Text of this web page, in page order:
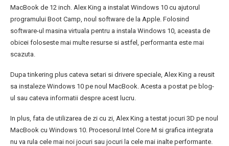
MacBook de 12 inch. Alex King a instalat Windows 10 cu ajutorul
programului Boot Camp, noul software de la Apple. Folosind
software-ul masina virtuala pentru a instala Windows 10, aceasta de
obicei foloseste mai multe resurse si astfel, performanta este mai
scazuta.
Dupa tinkering plus cateva setari si drivere speciale, Alex King a reusit
sa instaleze Windows 10 pe noul MacBook. Acesta a postat pe blog-
ul sau cateva informatii despre acest lucru.
In plus, fata de utilizarea de zi cu zi, Alex King a testat jocuri 3D pe noul
MacBook cu Windows 10. Procesorul Intel Core M si grafica integrata
nu va rula cele mai noi jocuri sau jocuri la cele mai inalte performante.